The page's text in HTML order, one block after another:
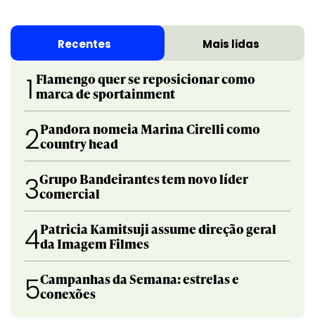
Recentes Mais lidas
1 Flamengo quer se reposicionar como
marca de sportainment
2Pandora nomeia Marina Cirelli como
country head
3Grupo Bandeirantes tem novo líder
comercial
4Patricia Kamitsuji assume direção geral
da Imagem Filmes
5Campanhas da Semana: estrelas e
conexões